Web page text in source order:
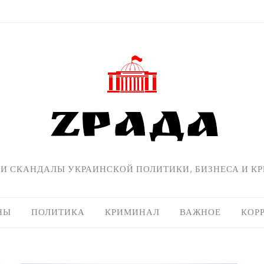
СКАНДАЛЫ УКРАИНСКОЙ ПОЛИТИКИ, БИЗНЕСА И
ПОЛИТИКА КРИМИНАЛ ВАЖНОЕ